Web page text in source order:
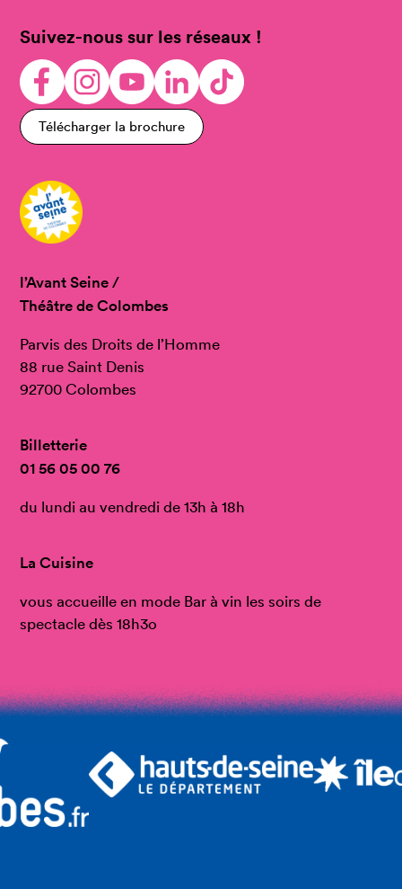
Suivez-nous sur les réseaux !
Télécharger la brochure
l’Avant Seine /
Théâtre de Colombes
Parvis des Droits de l’Homme
88 rue Saint Denis
92700 Colombes
Billetterie
01 56 05 00 76
du lundi au vendredi de 13h à 18h
La Cuisine
vous accueille en mode Bar à vin les soirs de
spectacle dès 18h3o